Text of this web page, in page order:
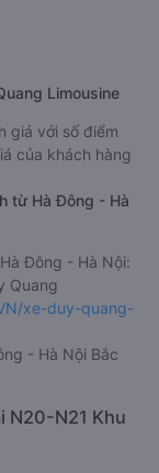
- Hà Nội Duy
Limousine
giá với số điểm
của khách hàng
từ Hà Đông - Hà
Đông - Hà Nội:
Quang
xe-duy-quang-
- Hà Nội Bắc